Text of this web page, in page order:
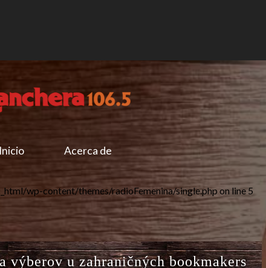
Inicio Acerca de
wp-content/themes/radioFemenina/single.php on line 5
výberov u zahraničných bookmakers